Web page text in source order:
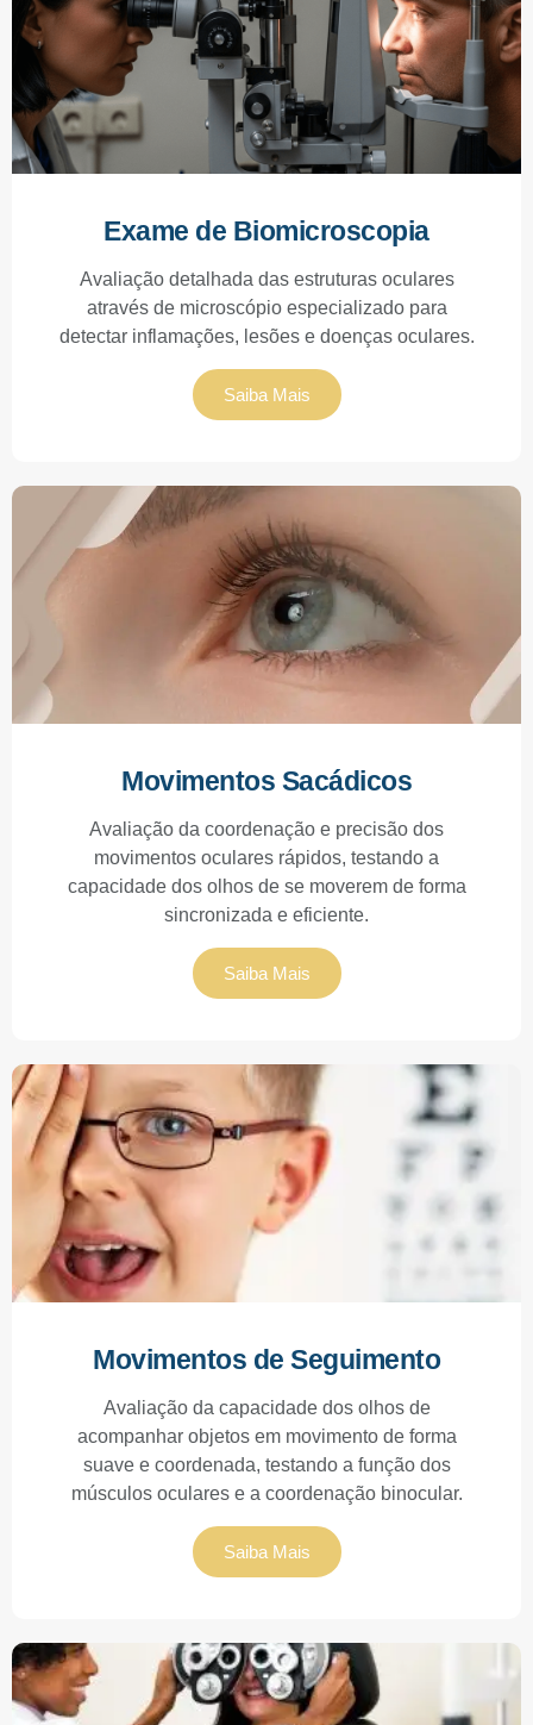
Exame de Biomicroscopia
Avaliação detalhada das estruturas oculares
através de microscópio especializado para
detectar inflamações, lesões e doenças oculares.
Saiba Mais
Movimentos Sacádicos
Avaliação da coordenação e precisão dos
movimentos oculares rápidos, testando a
capacidade dos olhos de se moverem de forma
sincronizada e eficiente.
Saiba Mais
Movimentos de Seguimento
Avaliação da capacidade dos olhos de
acompanhar objetos em movimento de forma
suave e coordenada, testando a função dos
músculos oculares e a coordenação binocular.
Saiba Mais